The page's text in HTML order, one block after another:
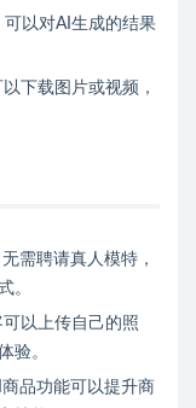
以对AI生成的结果
下载图片或视频，
需聘请真人模特，
。
以上传自己的照
验。
品功能可以提升商